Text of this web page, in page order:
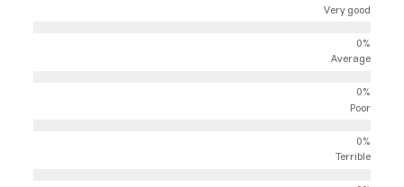
Very good
Average
Poor
Terrible